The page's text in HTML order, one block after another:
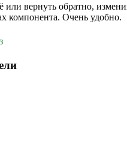
или вернуть обратно,
компонента. Очень удобно.